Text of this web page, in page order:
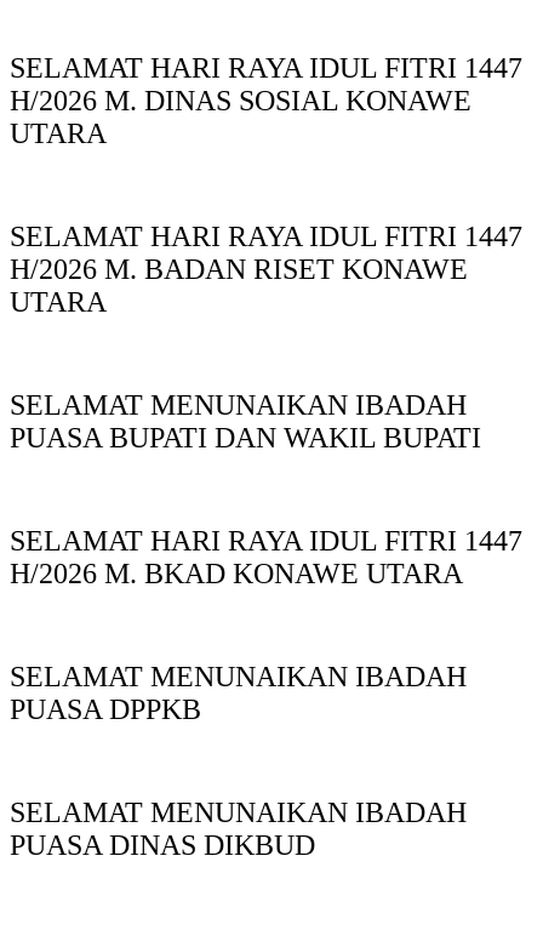
SELAMAT HARI RAYA IDUL FITRI 1447
H/2026 M. DINAS SOSIAL KONAWE
UTARA
SELAMAT HARI RAYA IDUL FITRI 1447
H/2026 M. BADAN RISET KONAWE
UTARA
SELAMAT MENUNAIKAN IBADAH
PUASA BUPATI DAN WAKIL BUPATI
SELAMAT HARI RAYA IDUL FITRI 1447
H/2026 M. BKAD KONAWE UTARA
SELAMAT MENUNAIKAN IBADAH
PUASA DPPKB
SELAMAT MENUNAIKAN IBADAH
PUASA DINAS DIKBUD